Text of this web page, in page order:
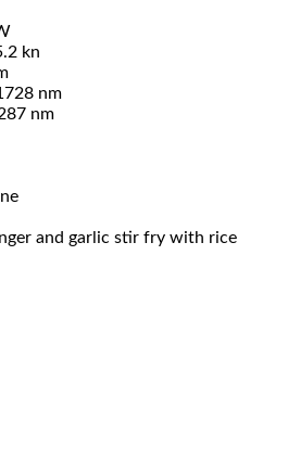
kn
nm
nm
and garlic stir fry with rice